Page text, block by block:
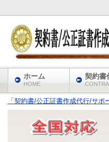
「契約書/公正証書作成代行/サ
ホーム
HOME
契約書